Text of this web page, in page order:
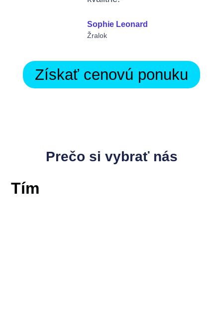
Sophie Leonard
Žralok
Získať cenovú ponuku
Prečo si vybrať nás
Tím